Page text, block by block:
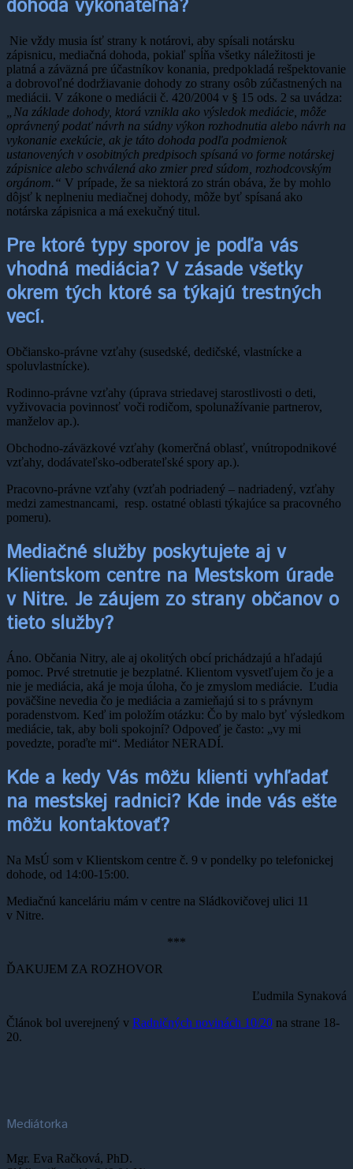
dohoda vykonateľná?
Nie vždy musia ísť strany k notárovi, aby spísali notársku
zápisnicu, mediačná dohoda, pokiaľ spĺňa všetky náležitosti je
platná a záväzná pre účastníkov konania, predpokladá rešpektovanie
a dobrovoľné dodržiavanie dohody zo strany osôb zúčastnených na
mediácii. V zákone o mediácii č. 420/2004 v § 15 ods. 2 sa uvádza:
„Na základe dohody, ktorá vznikla ako výsledok mediácie, môže
oprávnený podať návrh na súdny výkon rozhodnutia alebo návrh na
vykonanie exekúcie, ak je táto dohoda podľa podmienok
ustanovených v osobitných predpisoch spísaná vo forme notárskej
zápisnice alebo schválená ako zmier pred súdom, rozhodcovským
orgánom.“ V prípade, že sa niektorá zo strán obáva, že by mohlo
dôjsť k neplneniu mediačnej dohody, môže byť spísaná ako
notárska zápisnica a má exekučný titul.
Pre ktoré typy sporov je podľa vás
vhodná mediácia? V zásade všetky
okrem tých ktoré sa týkajú trestných
vecí.
Občiansko-právne vzťahy (susedské, dedičské, vlastnícke a
spoluvlastnícke).
Rodinno-právne vzťahy (úprava striedavej starostlivosti o deti,
vyživovacia povinnosť voči rodičom, spolunažívanie partnerov,
manželov ap.).
Obchodno-záväzkové vzťahy (komerčná oblasť, vnútropodnikové
vzťahy, dodávateľsko-odberateľské spory ap.).
Pracovno-právne vzťahy (vzťah podriadený – nadriadený, vzťahy
medzi zamestnancami, resp. ostatné oblasti týkajúce sa pracovného
pomeru).
Mediačné služby poskytujete aj v
Klientskom centre na Mestskom úrade
v Nitre. Je záujem zo strany občanov o
tieto služby?
Áno. Občania Nitry, ale aj okolitých obcí prichádzajú a hľadajú
pomoc. Prvé stretnutie je bezplatné. Klientom vysvetľujem čo je a
nie je mediácia, aká je moja úloha, čo je zmyslom mediácie. Ľudia
poväčšine nevedia čo je mediácia a zamieňajú si to s právnym
poradenstvom. Keď im položím otázku: Čo by malo byť výsledkom
mediácie, tak, aby boli spokojní? Odpoveď je často: „vy mi
povedzte, poraďte mi“. Mediátor NERADÍ.
Kde a kedy Vás môžu klienti vyhľadať
na mestskej radnici? Kde inde vás ešte
môžu kontaktovať?
Na MsÚ som v Klientskom centre č. 9 v pondelky po telefonickej
dohode, od 14:00-15:00.
Mediačnú kanceláriu mám v centre na Sládkovičovej ulici 11
v Nitre.
***
ĎAKUJEM ZA ROZHOVOR
Ľudmila Synaková
Článok bol uverejnený v Radničných novinách 10/20 na strane 18-
20.
Mediátorka
Mgr. Eva Račková, PhD.